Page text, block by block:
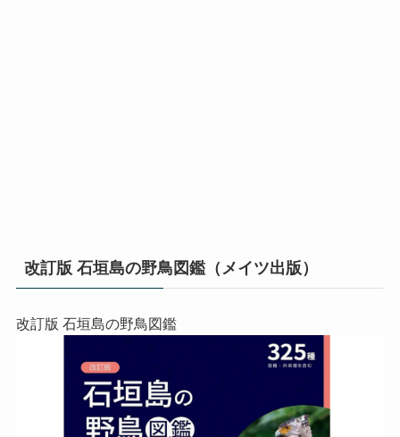
改訂版 石垣島の野鳥図鑑（メイツ出版）
改訂版 石垣島の野鳥図鑑